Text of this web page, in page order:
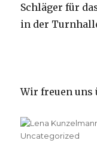
Schläger für
in der
Wir freuen uns
Uncategorized